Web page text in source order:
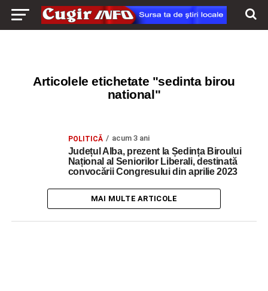
Articolele etichetate "sedinta birou
national"
POLITICĂ acum 3 ani
Județul Alba, prezent la Ședința Biroului
Național al Seniorilor Liberali, destinată
convocării Congresului din aprilie 2023
MAI MULTE ARTICOLE